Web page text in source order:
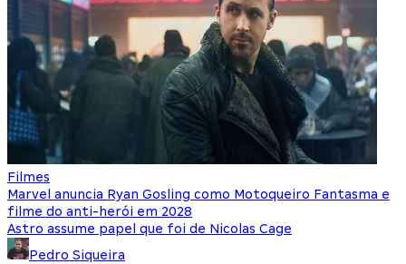
Filmes
Marvel anuncia Ryan Gosling como Motoqueiro Fantasma e
filme do anti-herói em 2028
Astro assume papel que foi de Nicolas Cage
Pedro Siqueira